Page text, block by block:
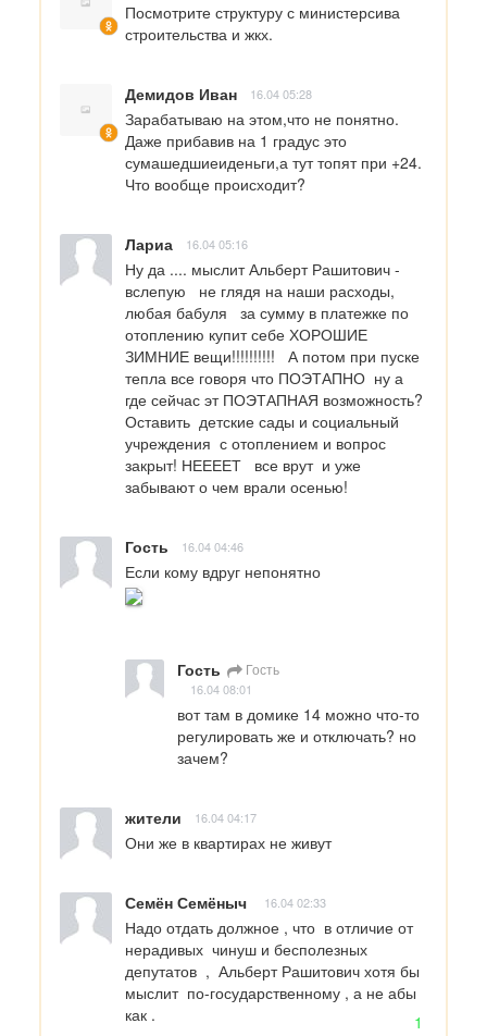
Посмотрите структуру с министерсива
строительства и жкх.
Демидов Иван 16.04 05:28
Зарабатываю на этом,что не понятно.
Даже прибавив на 1 градус это
сумашедшиеиденьги,а тут топят при +24.
Что вообще происходит?
Лариа 16.04 05:16
Ну да .... мыслит Альберт Рашитович -
вслепую   не глядя на наши расходы,
любая бабуля   за сумму в платежке по
отоплению купит себе ХОРОШИЕ
ЗИМНИЕ вещи!!!!!!!!!!   А потом при пуске
тепла все говоря что ПОЭТАПНО  ну а
где сейчас эт ПОЭТАПНАЯ возможность?
Оставить  детские сады и социальный
учреждения  с отоплением и вопрос
закрыт! НЕЕЕЕТ   все врут  и уже
забывают о чем врали осенью!
Гость 16.04 04:46
Если кому вдруг непонятно
Гость Гость
16.04 08:01
вот там в домике 14 можно что-то
регулировать же и отключать? но
зачем?
жители 16.04 04:17
Они же в квартирах не живут
Семён Семёныч 16.04 02:33
Надо отдать должное , что  в отличие от
нерадивых  чинуш и бесполезных
депутатов  ,  Альберт Рашитович хотя бы
мыслит  по-государственному , а не абы
как .
1